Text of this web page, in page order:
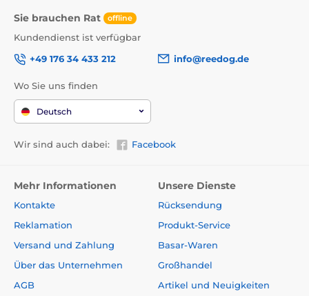
Sie brauchen Rat offline
Kundendienst ist verfügbar
+49 176 34 433 212
info@reedog.de
Wo Sie uns finden
Deutsch
Wir sind auch dabei: Facebook
Mehr Informationen
Kontakte
Reklamation
Versand und Zahlung
Über das Unternehmen
AGB
Unsere Dienste
Rücksendung
Produkt-Service
Basar-Waren
Großhandel
Artikel und Neuigkeiten